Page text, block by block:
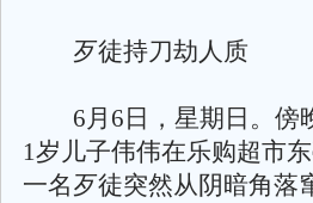
歹徒持刀劫人质
6月6日，星期日。傍
1岁儿子伟伟在乐购超市
一名歹徒突然从阴暗角落